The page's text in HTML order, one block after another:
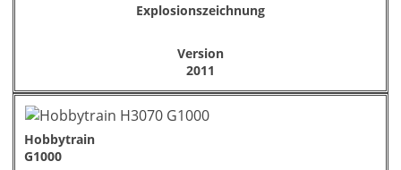
Explosionszeichnung
Version
2011
Hobbytrain
G1000